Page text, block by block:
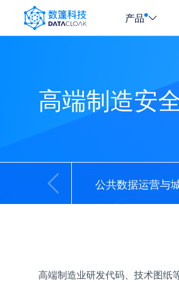
DATACLOAK
LOGO
产品
高端制造安
公共数据运营与
高端制造业研发代码、技术图纸